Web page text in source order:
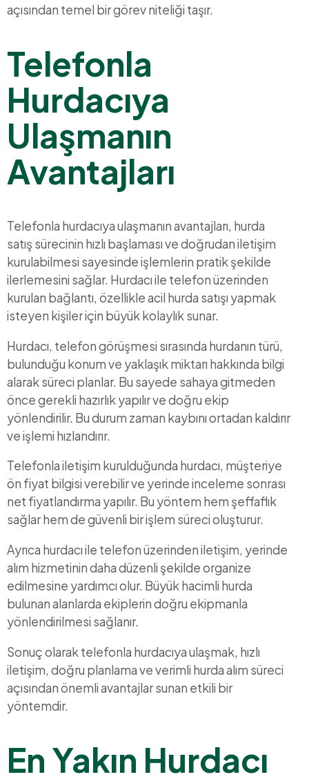
açısından temel bir görev niteliği taşır.
Telefonla
Hurdacıya
Ulaşmanın
Avantajları
Telefonla hurdacıya ulaşmanın avantajları, hurda
satış sürecinin hızlı başlaması ve doğrudan iletişim
kurulabilmesi sayesinde işlemlerin pratik şekilde
ilerlemesini sağlar. Hurdacı ile telefon üzerinden
kurulan bağlantı, özellikle acil hurda satışı yapmak
isteyen kişiler için büyük kolaylık sunar.
Hurdacı, telefon görüşmesi sırasında hurdanın türü,
bulunduğu konum ve yaklaşık miktarı hakkında bilgi
alarak süreci planlar. Bu sayede sahaya gitmeden
önce gerekli hazırlık yapılır ve doğru ekip
yönlendirilir. Bu durum zaman kaybını ortadan kaldırır
ve işlemi hızlandırır.
Telefonla iletişim kurulduğunda hurdacı, müşteriye
ön fiyat bilgisi verebilir ve yerinde inceleme sonrası
net fiyatlandırma yapılır. Bu yöntem hem şeffaflık
sağlar hem de güvenli bir işlem süreci oluşturur.
Ayrıca hurdacı ile telefon üzerinden iletişim, yerinde
alım hizmetinin daha düzenli şekilde organize
edilmesine yardımcı olur. Büyük hacimli hurda
bulunan alanlarda ekiplerin doğru ekipmanla
yönlendirilmesi sağlanır.
Sonuç olarak telefonla hurdacıya ulaşmak, hızlı
iletişim, doğru planlama ve verimli hurda alım süreci
açısından önemli avantajlar sunan etkili bir
yöntemdir.
En Yakın Hurdacı